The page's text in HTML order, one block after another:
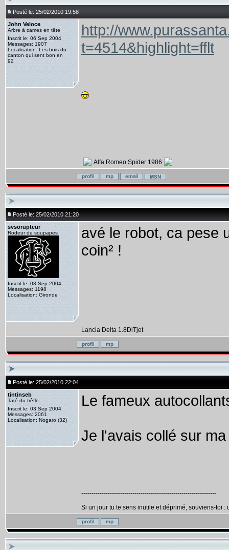
Posté le: 25/02/2010 19:58
John Veloce
Arbre à cames en tête
Inscrit le: 06 Sep 2004
Messages: 1907
Localisation: Les bois du
canton qui sent bon en
92
http://
t=4514&highlight=fflt
Alfa Romeo Spider 1986
Posté le: 25/02/2010 21:20
svsorupteur
Rodeur de soupapes
Inscrit le: 03 Sep 2004
Messages: 1198
Localisation: Gironde
avé le robot, ca pese
coin² !
Lancia Delta 1.8DiTjet
Posté le: 25/02/2010 22:04
tintinseb
Taré du trêfle
Inscrit le: 03 Sep 2004
Messages: 2061
Localisation: Nogaro (32)
Le fameux
Je l'avais collé sur
------------------------------------------------------------------
Si un jour tu te sens inutile et déprimé, souviens-toi